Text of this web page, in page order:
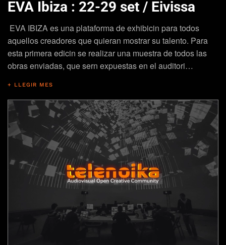
EVA Ibiza : 22-29 set / Eivissa
EVA IBIZA es una plataforma de exhibicin para todos
aquellos creadores que quieran mostrar su talento. Para
esta primera edicin se realizar una muestra de todos las
obras enviadas, que sern expuestas en el auditori…
+ LLEGIR MES